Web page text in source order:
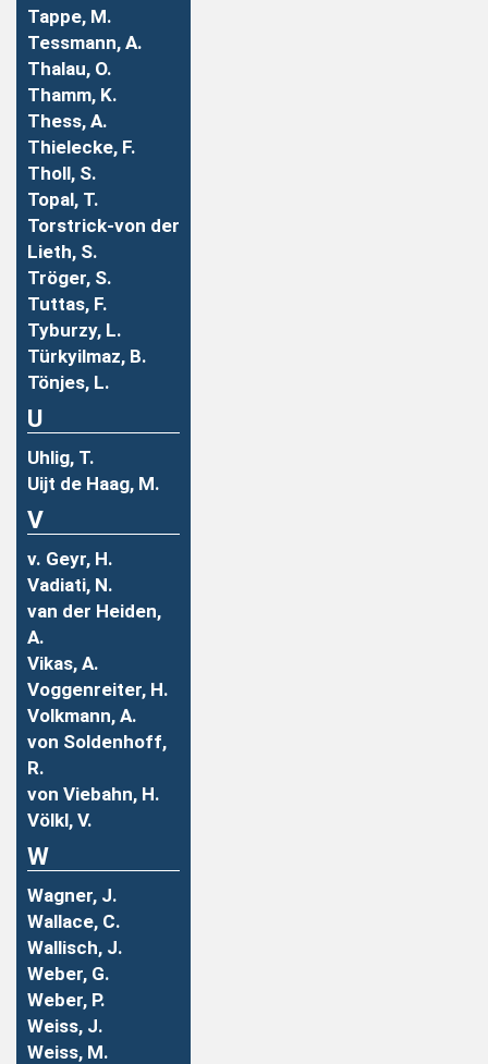
Tappe, M.
Tessmann, A.
Thalau, O.
Thamm, K.
Thess, A.
Thielecke, F.
Tholl, S.
Topal, T.
Torstrick-von der
Lieth, S.
Tröger, S.
Tuttas, F.
Tyburzy, L.
Türkyilmaz, B.
Tönjes, L.
U
Uhlig, T.
Uijt de Haag, M.
V
v. Geyr, H.
Vadiati, N.
van der Heiden,
A.
Vikas, A.
Voggenreiter, H.
Volkmann, A.
von Soldenhoff,
R.
von Viebahn, H.
Völkl, V.
W
Wagner, J.
Wallace, C.
Wallisch, J.
Weber, G.
Weber, P.
Weiss, J.
Weiss, M.